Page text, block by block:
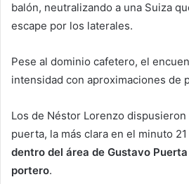
balón, neutralizando a una Suiza
escape por los laterales.
Pese al dominio cafetero, el
intensidad con aproximaciones de
Los de Néstor Lorenzo
puerta, la más clara en el minuto
dentro del área de Gustavo
portero.